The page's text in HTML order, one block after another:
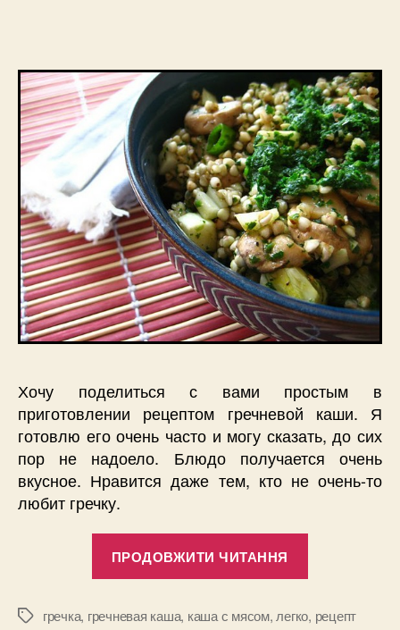
Хочу поделиться с вами простым в
приготовлении рецептом гречневой каши. Я
готовлю его очень часто и могу сказать, до сих
пор не надоело. Блюдо получается очень
вкусное. Нравится даже тем, кто не очень-то
любит гречку.
ПРОДОВЖИТИ ЧИТАННЯ
блюдо
Позначки
гречка, гречневая каша, каша с мясом, легко, рецепт